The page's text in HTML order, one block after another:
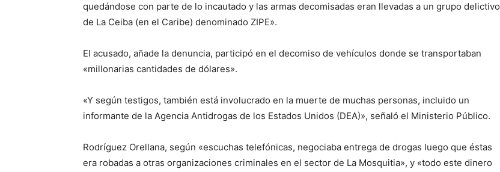
quedándose con parte de lo incautado y las armas decomisadas eran llevadas a un grupo delictivo
de La Ceiba (en el Caribe) denominado ZIPE».
El acusado, añade la denuncia, participó en el decomiso de vehículos donde se transportaban
«millonarias cantidades de dólares».
«Y según testigos, también está involucrado en la muerte de muchas personas, incluido un
informante de la Agencia Antidrogas de los Estados Unidos (DEA)», señaló el Ministerio Público.
Rodríguez Orellana, según «escuchas telefónicas, negociaba entrega de drogas luego que éstas
era robadas a otras organizaciones criminales en el sector de La Mosquitia», y «todo este dinero